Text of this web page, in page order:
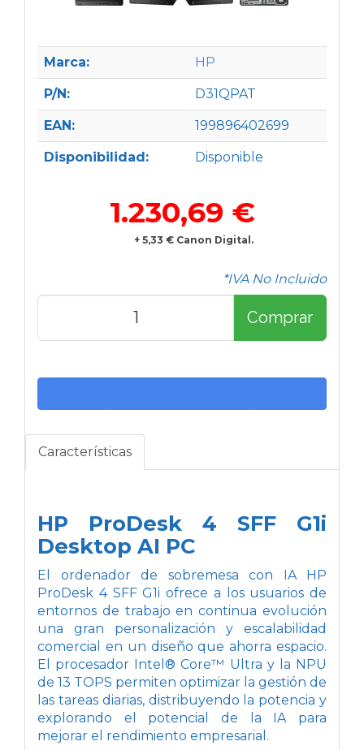
Marca: HP
P/N: D31QPAT
EAN: 199896402699
Disponibilidad: Disponible
1.230,69 €
+ 5,33 € Canon Digital.
*IVA No Incluido
Comprar
Características
HP ProDesk 4 SFF G1i
Desktop AI PC
El ordenador de sobremesa con IA HP
ProDesk 4 SFF G1i ofrece a los usuarios de
entornos de trabajo en continua evolución
una gran personalización y escalabilidad
comercial en un diseño que ahorra espacio.
El procesador Intel® Core™ Ultra y la NPU
de 13 TOPS permiten optimizar la gestión de
las tareas diarias, distribuyendo la potencia y
explorando el potencial de la IA para
mejorar el rendimiento empresarial.